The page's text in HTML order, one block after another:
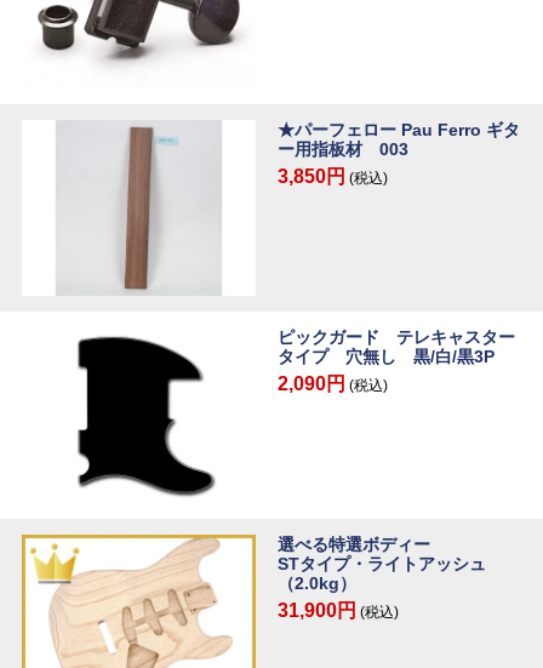
★パーフェロー Pau Ferro ギタ
ー用指板材 003
3,850円 (税込)
ピックガード テレキャスター
タイプ 穴無し 黒/白/黒3P
2,090円 (税込)
選べる特選ボディー
STタイプ・ライトアッシュ
（2.0kg）
31,900円 (税込)